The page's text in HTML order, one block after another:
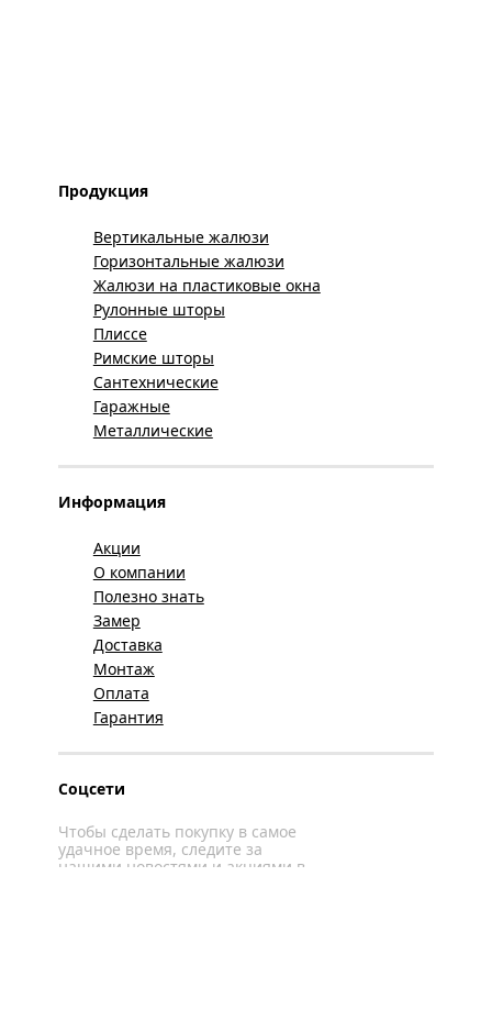
Продукция
Вертикальные жалюзи
Горизонтальные жалюзи
Жалюзи на пластиковые окна
Рулонные шторы
Плиссе
Римские шторы
Сантехнические
Гаражные
Металлические
Информация
Акции
О компании
Полезно знать
Замер
Доставка
Монтаж
Оплата
Гарантия
Соцсети
Чтобы сделать покупку в самое
удачное время, следите за
нашими новостями и акциями в